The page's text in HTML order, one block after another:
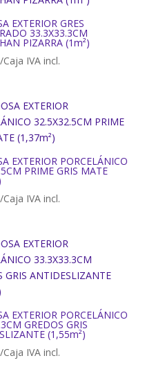
EXTERIOR GRES
33.3X33.3CM
PIZARRA (1m²)
/Caja IVA incl.
EXTERIOR PORCELÁNICO
PRIME GRIS MATE
/Caja IVA incl.
EXTERIOR PORCELÁNICO
GREDOS GRIS
(1,55m²)
/Caja IVA incl.